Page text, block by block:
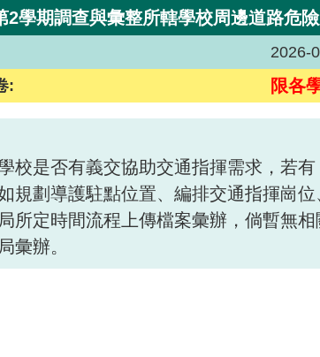
2學期調查與彙整所轄學校周邊道路危
2026-
:
限各
校是否有義交協助交通指揮需求，若
規劃導護駐點位置、編排交通指揮崗
所定時間流程上傳檔案彙辦，倘暫無
彙辦。